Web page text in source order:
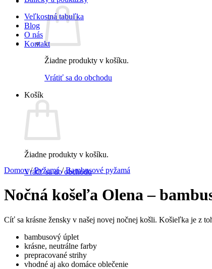
Žiadne produkty v košíku.
Vrátiť sa do obchodu
Košík
Žiadne produkty v košíku.
Vrátiť sa do obchodu
Veľkostná tabuľka
Blog
O nás
Kontakt
Domov / Pyžamá / Bambusové pyžamá
Nočná košeľa Olena –
Cíť sa krásne žensky v našej novej nočnej košli. Košieľka je z
bambusový úplet
krásne, neutrálne farby
prepracované strihy
vhodné aj ako domáce oblečenie